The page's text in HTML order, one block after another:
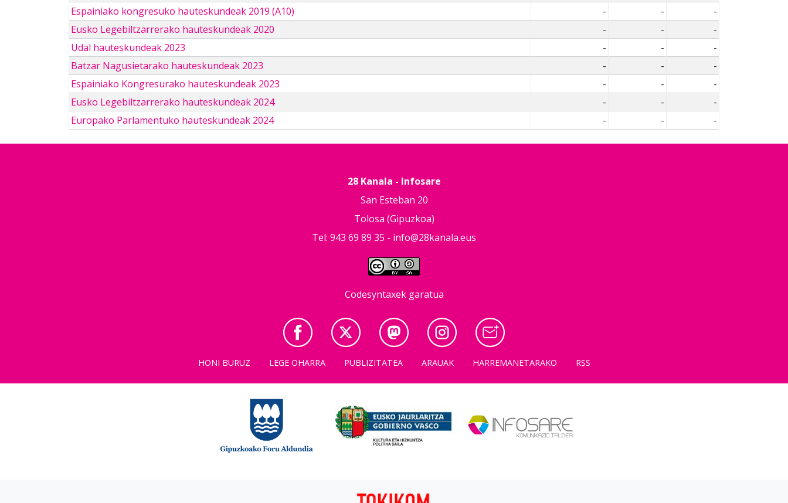
Espainiako kongresuko hauteskundeak 2019 (A10)
- -
-
Eusko Legebiltzarrerako hauteskundeak 2020
- -
-
Udal hauteskundeak 2023
- -
-
Batzar Nagusietarako hauteskundeak 2023
- -
-
Espainiako Kongresurako hauteskundeak 2023
- -
-
Eusko Legebiltzarrerako hauteskundeak 2024
- -
-
Europako Parlamentuko hauteskundeak 2024
- - -
28 Kanala - Infosare
San Esteban 20
Tolosa (Gipuzkoa)
Tel: 943 69 89 35 - info@28kanala.eus
Codesyntaxek garatua
HONI BURUZ LEGE OHARRA PUBLIZITATEA ARAUAK HARREMANETARAKO RSS